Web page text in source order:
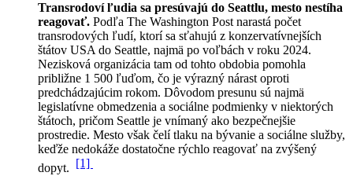
Transrodoví ľudia sa presúvajú do Seattlu, mesto nestíha
reagovať. Podľa The Washington Post narastá počet
transrodových ľudí, ktorí sa sťahujú z konzervatívnejších
štátov USA do Seattle, najmä po voľbách v roku 2024.
Nezisková organizácia tam od tohto obdobia pomohla
približne 1 500 ľuďom, čo je výrazný nárast oproti
predchádzajúcim rokom. Dôvodom presunu sú najmä
legislatívne obmedzenia a sociálne podmienky v niektorých
štátoch, pričom Seattle je vnímaný ako bezpečnejšie
prostredie. Mesto však čelí tlaku na bývanie a sociálne služby,
keďže nedokáže dostatočne rýchlo reagovať na zvýšený
dopyt. [1]